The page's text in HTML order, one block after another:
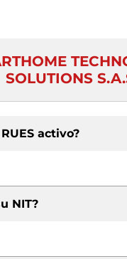
SOLUTIONS
activo?
NIT?